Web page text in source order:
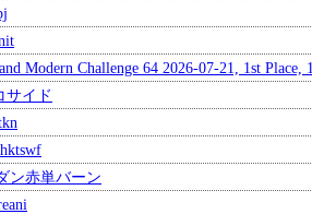
Modern Challenge 64 2026-07-21, 1st Place,
サイド
ン赤単バーン